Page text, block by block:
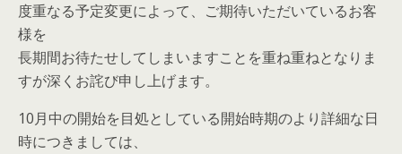
度重なる予定変更によって、ご期待いただいているお客
様を
長期間お待たせしてしまいますことを重ね重ねとなりま
すが深くお詫び申し上げます。
10月中の開始を目処としている開始時期のより詳細な日
時につきましては、